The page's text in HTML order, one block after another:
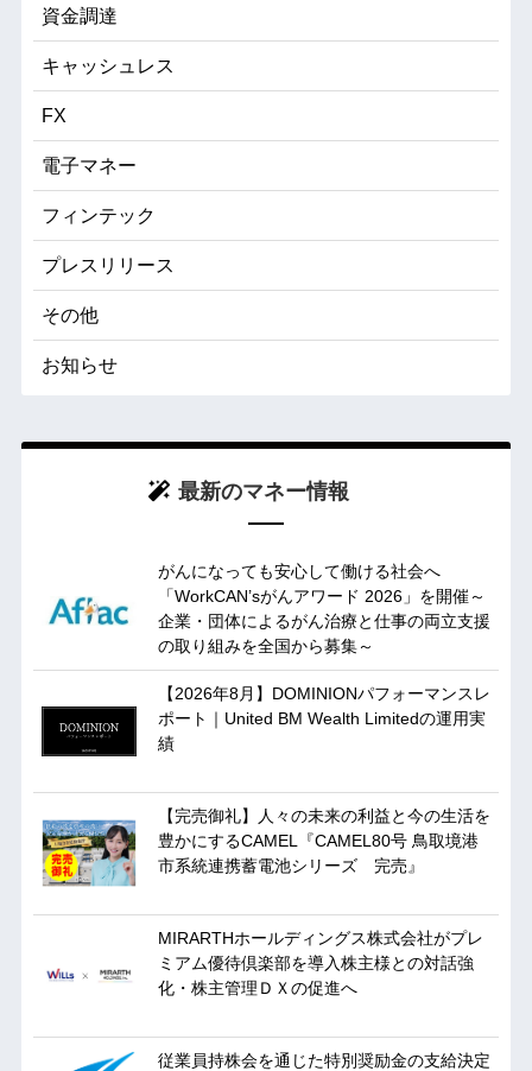
資金調達
キャッシュレス
FX
電子マネー
フィンテック
プレスリリース
その他
お知らせ
最新のマネー情報
がんになっても安心して働ける社会へ
「WorkCAN’sがんアワード 2026」を開催～
企業・団体によるがん治療と仕事の両立支援
の取り組みを全国から募集～
【2026年8月】DOMINIONパフォーマンスレ
ポート｜United BM Wealth Limitedの運用実
績
【完売御礼】人々の未来の利益と今の生活を
豊かにするCAMEL『CAMEL80号 鳥取境港
市系統連携蓄電池シリーズ 完売』
MIRARTHホールディングス株式会社がプレ
ミアム優待倶楽部を導入株主様との対話強
化・株主管理ＤＸの促進へ
従業員持株会を通じた特別奨励金の支給決定